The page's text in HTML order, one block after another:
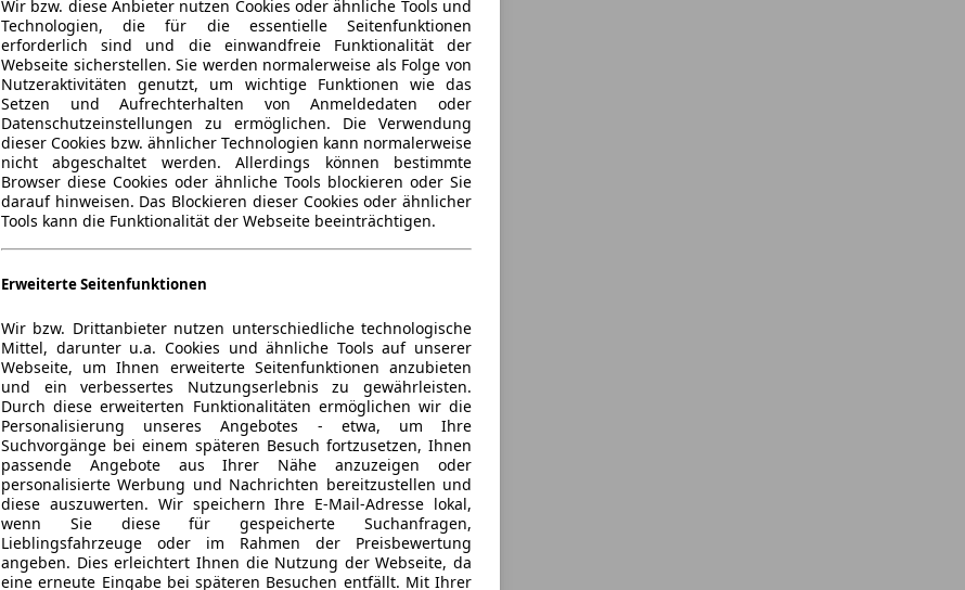
Wir bzw. diese Anbieter nutzen Cookies oder ähnliche Tools und
Technologien, die für die essentielle Seitenfunktionen
erforderlich sind und die einwandfreie Funktionalität der
Webseite sicherstellen. Sie werden normalerweise als Folge von
Nutzeraktivitäten genutzt, um wichtige Funktionen wie das
Setzen und Aufrechterhalten von Anmeldedaten oder
Datenschutzeinstellungen zu ermöglichen. Die Verwendung
dieser Cookies bzw. ähnlicher Technologien kann normalerweise
nicht abgeschaltet werden. Allerdings können bestimmte
Browser diese Cookies oder ähnliche Tools blockieren oder Sie
darauf hinweisen. Das Blockieren dieser Cookies oder ähnlicher
Tools kann die Funktionalität der Webseite beeinträchtigen.
Erweiterte Seitenfunktionen
Wir bzw. Drittanbieter nutzen unterschiedliche technologische
Mittel, darunter u.a. Cookies und ähnliche Tools auf unserer
Webseite, um Ihnen erweiterte Seitenfunktionen anzubieten
und ein verbessertes Nutzungserlebnis zu gewährleisten.
Durch diese erweiterten Funktionalitäten ermöglichen wir die
Personalisierung unseres Angebotes - etwa, um Ihre
Suchvorgänge bei einem späteren Besuch fortzusetzen, Ihnen
passende Angebote aus Ihrer Nähe anzuzeigen oder
personalisierte Werbung und Nachrichten bereitzustellen und
diese auszuwerten. Wir speichern Ihre E-Mail-Adresse lokal,
wenn Sie diese für gespeicherte Suchanfragen,
Lieblingsfahrzeuge oder im Rahmen der Preisbewertung
angeben. Dies erleichtert Ihnen die Nutzung der Webseite, da
eine erneute Eingabe bei späteren Besuchen entfällt. Mit Ihrer